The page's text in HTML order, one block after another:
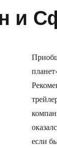
и
если